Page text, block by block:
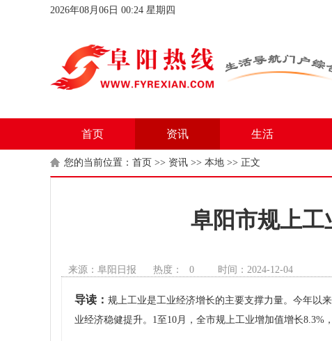
2026年08月06日 00:24 星期四
首页 资讯 生活
您的当前位置： 首页 >> 资讯 >> 本地 >> 正文
阜阳市规上工
来源：阜阳日报 热度： 0 时间：2024-12-04
导读： 规上工业是工业经济增长的主要支撑力量。今年以
业经济稳健提升。1至10月，全市规上工业增加值增长8.3%